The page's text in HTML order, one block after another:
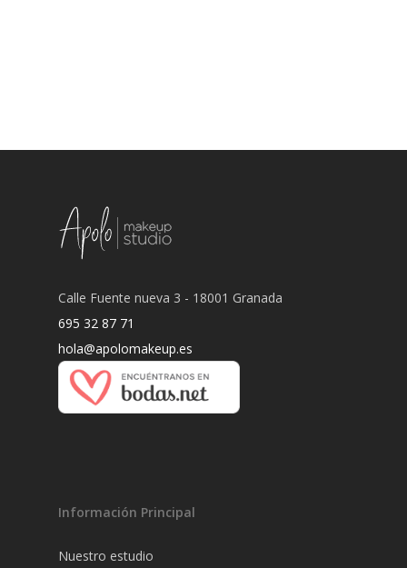
Calle Fuente nueva 3 - 18001 Granada
695 32 87 71
hola@apolomakeup.es
Información Principal
Nuestro estudio